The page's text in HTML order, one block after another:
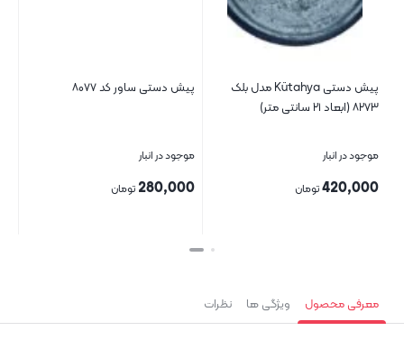
پیش دستی Kütahya مدل بلک
۸۲۷۳ (ابعاد ۲۱ سانتی متر)
موجود در انبار
420,000تومان
پیش دستی ساور کد ۸۰۷۷
موجود در انبار
280,000 تومان
بستن
معرفی محصول ویژگی ها نظرات